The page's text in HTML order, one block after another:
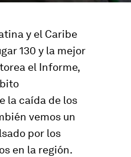
y el Caribe
130 y la mejor
el Informe,
la caída de los
vemos un
por los
en la región.